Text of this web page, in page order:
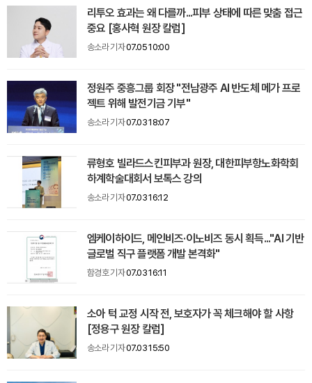
리투오 효과는 왜 다를까...피부 상태에 따른 맞춤 접근
중요 [홍사혁 원장 칼럼]
송소라 기자07.05 10:00
정원주 중흥그룹 회장 "전남광주 AI 반도체 메가 프로
젝트 위해 발전기금 기부"
송소라 기자07.03 18:07
류형호 빌라드스킨피부과 원장, 대한피부항노화학회
하계학술대회서 보톡스 강의
송소라 기자07.03 16:12
엠케이하이드, 메인비즈·이노비즈 동시 획득..."AI 기반
글로벌 직구 플랫폼 개발 본격화"
함경호 기자07.03 16:11
소아 턱 교정 시작 전, 보호자가 꼭 체크해야 할 사항
[정용구 원장 칼럼]
송소라 기자07.03 15:50